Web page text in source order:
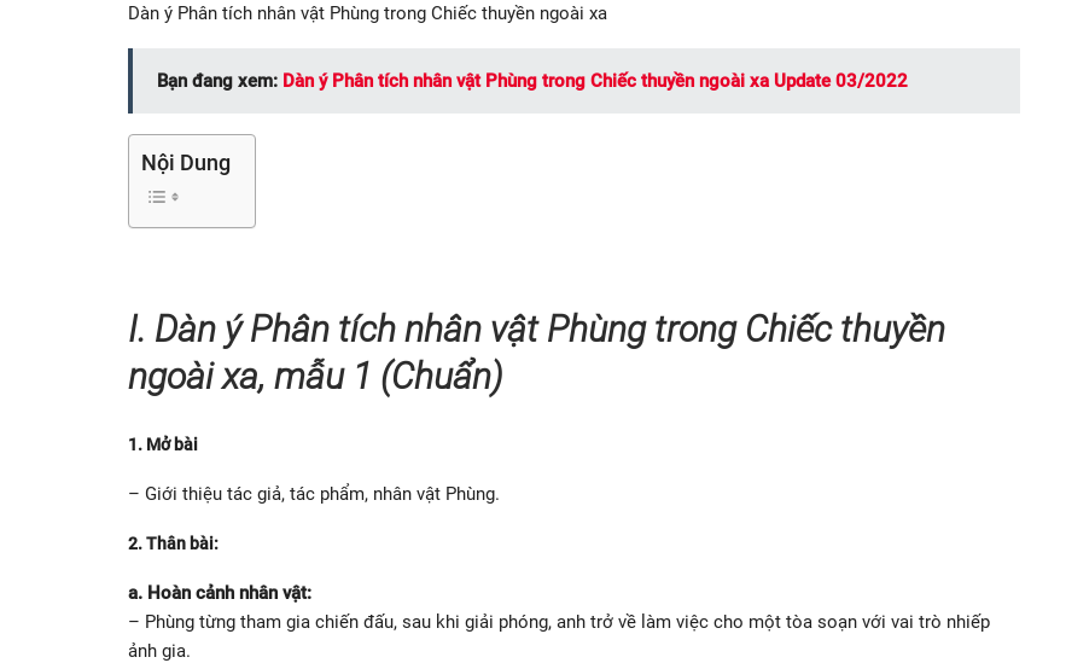
Dàn ý Phân tích nhân vật Phùng trong Chiếc thuyền ngoài xa
Bạn đang xem: Dàn ý Phân tích nhân vật Phùng trong Chiếc thuyền ngoài xa Update 03/2022
Nội Dung
I. Dàn ý Phân tích nhân vật Phùng trong Chiếc thuyền
ngoài xa, mẫu 1 (Chuẩn)
1. Mở bài
– Giới thiệu tác giả, tác phẩm, nhân vật Phùng.
2. Thân bài:
a. Hoàn cảnh nhân vật:
– Phùng từng tham gia chiến đấu, sau khi giải phóng, anh trở về làm việc cho một tòa soạn với vai trò nhiếp
ảnh gia.